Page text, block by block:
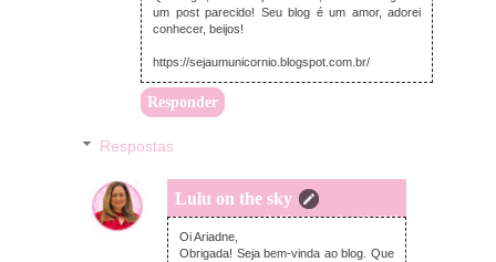
um post parecido! Seu blog é um amor, adorei
conhecer, beijos!
https://sejaumunicornio.blogspot.com.br/
Responder
Respostas
Lulu on the sky
segunda-feira, novembro 28, 2016
Oi Ariadne,
Obrigada! Seja bem-vinda ao blog. Que